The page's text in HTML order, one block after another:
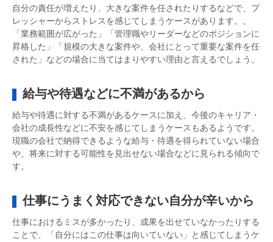
自分の責任が増えたり、大きな案件を任されたりするなどで、プ
レッシャーからストレスを感じてしまうケースがあります。。
「業務範囲が広がった」「管理職やリーダーなどのポジションに
昇格した」「規模の大きな案件や、会社にとって重要な案件を任
された」などの場合に当てはまりやすい理由と言えるでしょう。
給与や待遇などに不満があるから
給与や待遇に対する不満があるケースに加え、今後のキャリア・
会社の成長性などに不安を感じてしまうケースもあるようです。
現職の会社で納得できるような給与・待遇を得られていない場合
や、将来に対する可能性を見出せない場合などに見られる傾向で
す。
仕事にうまく対応できない自分が辛いから
仕事におけるミスが多かったり、成果を出せていなかったりする
ことで、「自分にはこの仕事は向いていない」と感じてしまうケ